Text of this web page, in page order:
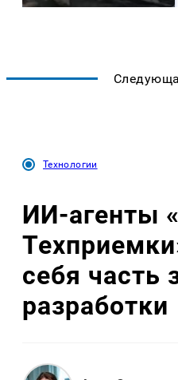
Технологии
ИИ-агенты
себя часть
разработки